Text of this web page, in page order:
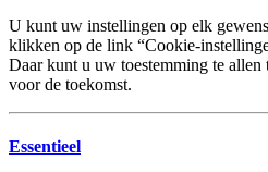
U kunt uw instellingen op elk
klikken op de link “Cookie-
Daar kunt u uw toestemming te
voor de toekomst.
Essentieel